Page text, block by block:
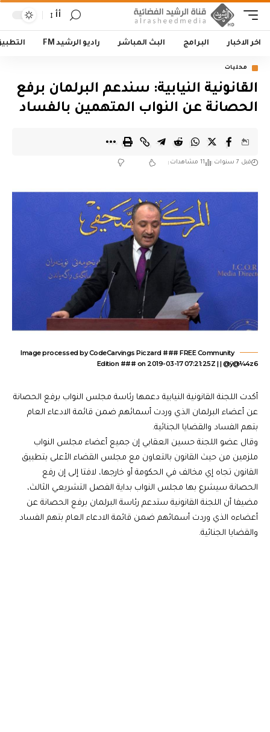
أأ
اخر الاخبار البرامج البث المباشر راديو الرشيد FM
محليات
القانونية النيابية: سندعم البرلمان برفع
الحصانة عن النواب المتهمين بالفساد
قبل 7 سنوات 11 مشاهدات
Image processed by CodeCarvings Piczard ### FREE Community
Edition ### on 2019-03-17 07:21:25Z | | @ÿ@¼4z6
أكدت اللجنة القانونية النيابية دعمها رئاسة مجلس النواب برفع الحصانة
عن أعضاء البرلمان الذي وردت أسمائهم ضمن قائمة الادعاء العام
بتهم الفساد والقضايا الجنائية.
وقال عضو اللجنة حسين العقابي إن جميع أعضاء مجلس النواب
ملزمين من حيث القانون بالتعاون مع مجلس القضاء الأعلى بتطبيق
القانون تجاه إي مخالف في الحكومة أو خارجها، لافتا إلى إن رفع
الحصانة سيشرع بها مجلس النواب بداية الفصل التشريعي الثالث،
مضيفا أن اللجنة القانونية ستدعم رئاسة البرلمان برفع الحصانة عن
أعضاءه الذي وردت أسمائهم ضمن قائمة الادعاء العام بتهم الفساد
والقضايا الجنائية.